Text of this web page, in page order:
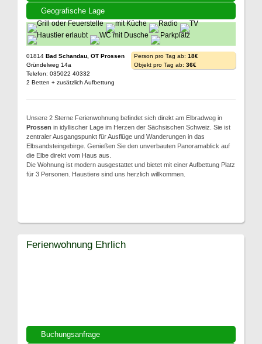
Geografische Lage
01814 Bad Schandau, OT Prossen
Gründelweg 14a
Telefon: 035022 40332
2 Betten + zusätzlich Aufbettung
Person pro Tag ab: 18€
Objekt pro Tag ab: 36€
Unsere 2 Sterne Ferienwohnung befindet sich direkt am Elbradweg in
Prossen in idyllischer Lage im Herzen der Sächsischen Schweiz. Sie ist
zentraler Ausgangspunkt für Ausflüge und Wanderungen in das
Elbsandsteingebirge. Genießen Sie den unverbauten Panoramablick auf
die Elbe direkt vom Haus aus.
Die Wohnung ist modern ausgestattet und bietet mit einer Aufbettung Platz
für 3 Personen. Haustiere sind uns herzlich willkommen.
Buchungsanfrage
Ferienwohnung Ehrlich